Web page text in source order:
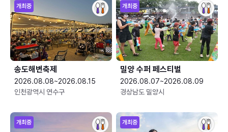
개최중
송도해변축제
2026.08.08~2026.08.15
인천광역시 연수구
개최중
밀양 수퍼 페스티벌
2026.08.07~2026.08.09
경상남도 밀양시
개최중 개최중